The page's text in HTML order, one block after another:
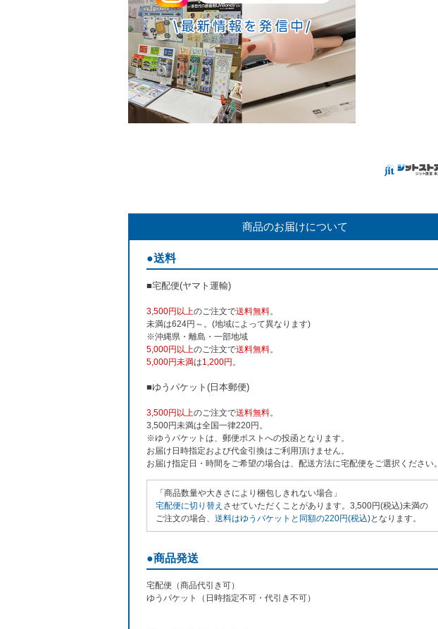
商品のお届けについて
●送料
■宅配便(ヤマト運輸)
3,500円以上のご注文で送料無料。
未満は624円～。(地域によって異なります)
※沖縄県・離島・一部地域
5,000円以上のご注文で送料無料。
5,000円未満は1,200円 。
■ゆうパケット(日本郵便)
3,500円以上のご注文で送料無料。
3,500円未満は全国一律220円。
※ゆうパケットは、郵便ポストへの投函となります。
お届け日時指定および代金引換はご利用頂けません。
お届け指定日・時間をご希望の場合は、配送方法に宅配便をご選択ください。
「商品数量や大きさにより梱包しきれない場合」
宅配便に切り替え させていただくことがあります。3,500円(税込)未満の
ご注文の場合、 送料はゆうパケットと同額の220円(税込)となります。
●商品発送
宅配便（商品代引き可）
ゆうパケット（日時指定不可・代引き不可）